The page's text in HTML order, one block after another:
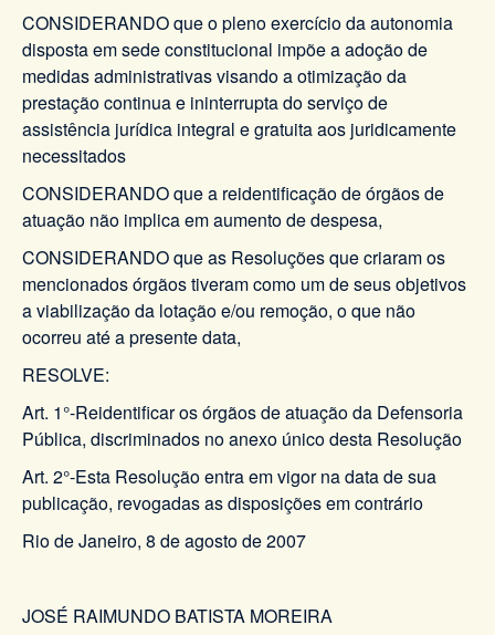
CONSIDERANDO que o pleno exercício da autonomia
disposta em sede constitucional impõe a adoção de
medidas administrativas visando a otimização da
prestação continua e ininterrupta do serviço de
assistência jurídica integral e gratuita aos juridicamente
necessitados
CONSIDERANDO que a reidentificação de órgãos de
atuação não implica em aumento de despesa,
CONSIDERANDO que as Resoluções que criaram os
mencionados órgãos tiveram como um de seus objetivos
a viabilização da lotação e/ou remoção, o que não
ocorreu até a presente data,
RESOLVE:
Art. 1°-Reidentificar os órgãos de atuação da Defensoria
Pública, discriminados no anexo único desta Resolução
Art. 2°-Esta Resolução entra em vigor na data de sua
publicação, revogadas as disposições em contrário
Rio de Janeiro, 8 de agosto de 2007
JOSÉ RAIMUNDO BATISTA MOREIRA